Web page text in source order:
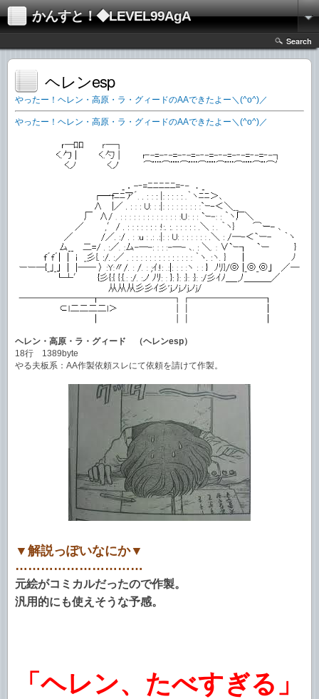
かんすと！◆LEVEL99AgA
Search
ヘレンesp
やったー！ヘレン・高原・ラ・グィードのAAできたよー＼(^o^)／
やったー！ヘレン・高原・ラ・グィードのAAできたよー＼(^o^)／
ヘレン・高原・ラ・グィード （ヘレンesp）
18行 1389byte
やる夫板系：AA作製依頼スレにて依頼を請けて作製。
▼解説っぽいなにか▼
…………………………
元絵がコミカルだったので作製。
汎用的にも使えそうな予感。
「ヘレン、たべすぎる」